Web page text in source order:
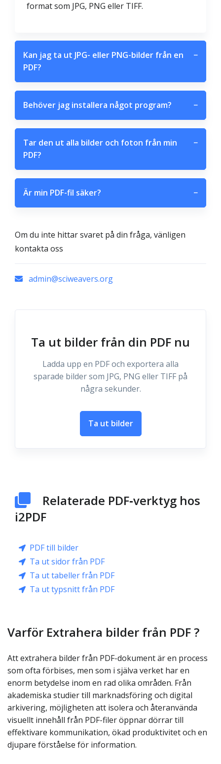
format som JPG, PNG eller TIFF.
Kan jag ta ut JPG- eller PNG-bilder från en
PDF?
−
Behöver jag installera något program? −
Tar den ut alla bilder och foton från min
PDF?
−
Är min PDF-fil säker? −
Om du inte hittar svaret på din fråga, vänligen
kontakta oss
admin@sciweavers.org
Ta ut bilder från din PDF nu
Ladda upp en PDF och exportera alla
sparade bilder som JPG, PNG eller TIFF på
några sekunder.
Ta ut bilder
Relaterade PDF‑verktyg hos
i2PDF
PDF till bilder
Ta ut sidor från PDF
Ta ut tabeller från PDF
Ta ut typsnitt från PDF
Varför Extrahera bilder från PDF ?
Att extrahera bilder från PDF-dokument är en process
som ofta förbises, men som i själva verket har en
enorm betydelse inom en rad olika områden. Från
akademiska studier till marknadsföring och digital
arkivering, möjligheten att isolera och återanvända
visuellt innehåll från PDF-filer öppnar dörrar till
effektivare kommunikation, ökad produktivitet och en
djupare förståelse för information.